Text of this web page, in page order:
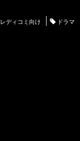
レディコミ向け ドラマ